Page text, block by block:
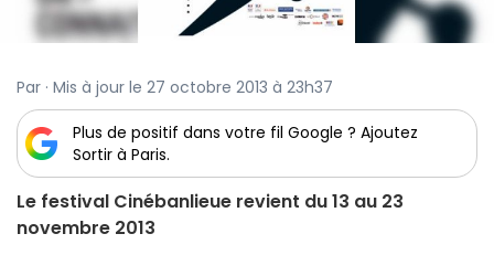
Par · Mis à jour le 27 octobre 2013 à 23h37
Plus de positif dans votre fil Google ? Ajoutez
Sortir à Paris.
Le festival Cinébanlieue revient du 13 au 23
novembre 2013